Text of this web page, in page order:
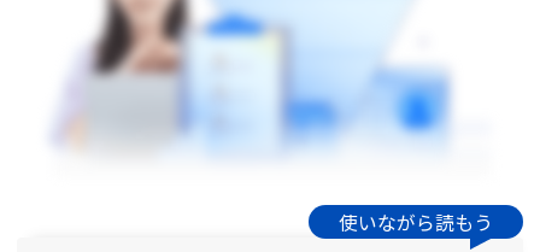
使いながら読もう